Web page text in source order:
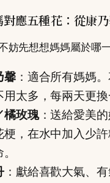
對應五種花：從康
妨先想想媽媽屬於哪
馨：適合所有媽媽。
用太多，每兩天更換
橘玫瑰：送給愛美
梗，在水中加入少
：獻給喜歡大氣、有